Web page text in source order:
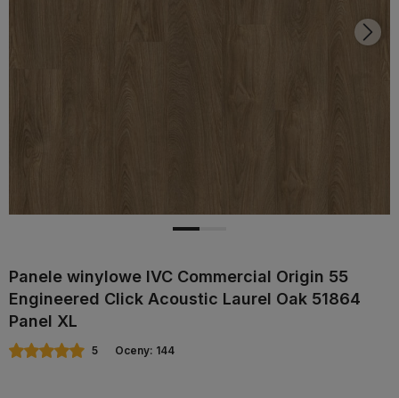
Panele winylowe IVC Commercial Origin 55
Engineered Click Acoustic Laurel Oak 51864
Panel XL
5 Oceny: 144